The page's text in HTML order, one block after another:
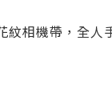
紋相機帶，全